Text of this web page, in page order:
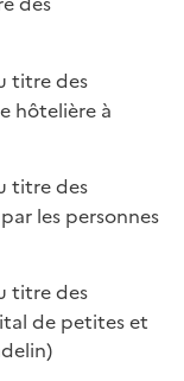
titre des
hôtelière à
titre des
les personnes
titre des
de petites et